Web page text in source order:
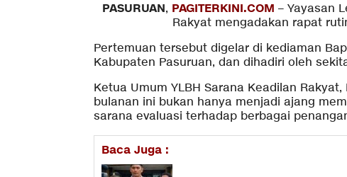
PASURUAN, PAGITERKINI.COM – Yayasan
Rakyat mengadakan rapat
Pertemuan tersebut digelar di kediaman
Kabupaten Pasuruan, dan dihadiri oleh
Ketua Umum YLBH Sarana Keadilan
bulanan ini bukan hanya menjadi ajang
sarana evaluasi terhadap berbagai
Baca Juga :